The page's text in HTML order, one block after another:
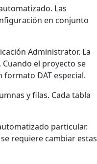
Las
en conjunto
Administrator. La
el proyecto se
DAT especial.
y filas. Cada tabla
particular.
requiere cambiar estas